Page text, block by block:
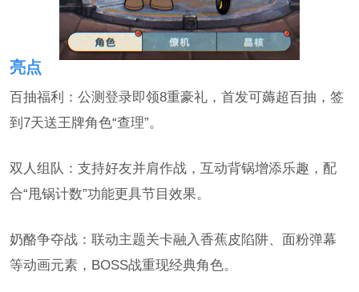
亮点
百抽福利：公测登录即领8重豪礼，首发可薅超百抽，签
到7天送王牌角色“查理”。
双人组队：支持好友并肩作战，互动背锅增添乐趣，配
合“甩锅计数”功能更具节目效果。
奶酪争夺战：联动主题关卡融入香蕉皮陷阱、面粉弹幕
等动画元素，BOSS战重现经典角色。